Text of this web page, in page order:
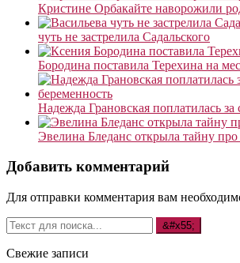
Кристине Орбакайте наворожили
чуть не застрелила Садальского
Бородина поставила Терехина на
Надежда Грановская поплатилась
Эвелина Бледанс открыла тайну
Добавить комментарий
Для отправки комментария вам
Свежие записи